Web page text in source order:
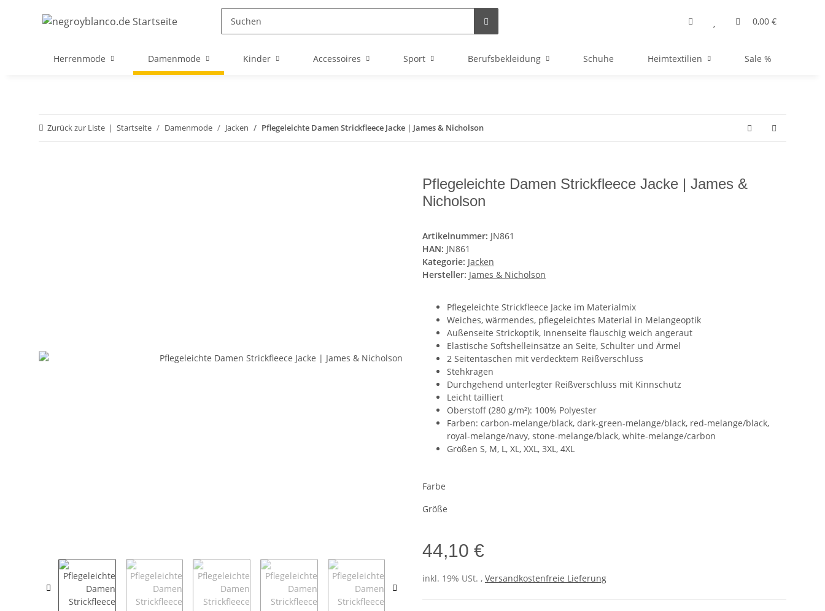
0,00 €
Herrenmode Damenmode Kinder Accessoires Sport Berufsbekleidung Schuhe Heimtextilien Sale %
Zurück zur Liste Startseite Damenmode Jacken Pflegeleichte Damen Strickfleece Jacke | James & Nicholson
Pflegeleichte Damen Strickfleece Jacke | James &
Nicholson
Artikelnummer: JN861
HAN: JN861
Kategorie: Jacken
Hersteller: James & Nicholson
Pflegeleichte Strickfleece Jacke im Materialmix
Weiches, wärmendes, pflegeleichtes Material in Melangeoptik
Außenseite Strickoptik, Innenseite flauschig weich angeraut
Elastische Softshelleinsätze an Seite, Schulter und Ärmel
2 Seitentaschen mit verdecktem Reißverschluss
Stehkragen
Durchgehend unterlegter Reißverschluss mit Kinnschutz
Leicht tailliert
Oberstoff (280 g/m²): 100% Polyester
Farben: carbon-melange/black, dark-green-melange/black, red-melange/black,
royal-melange/navy, stone-melange/black, white-melange/carbon
Größen S, M, L, XL, XXL, 3XL, 4XL
Farbe
Größe
44,10 €
inkl. 19% USt. , Versandkostenfreie Lieferung